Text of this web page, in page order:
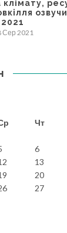
клімату,
2021
Сер 2021
Чт
6
13
20
27